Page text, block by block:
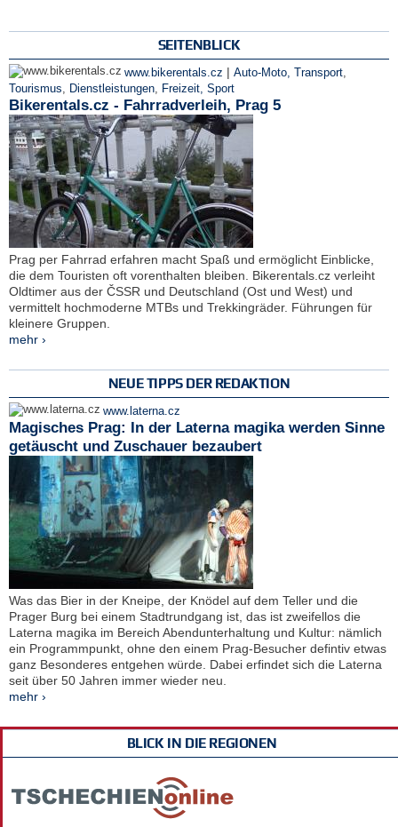
SEITENBLICK
www.bikerentals.cz | Auto-Moto, Transport,
Tourismus, Dienstleistungen, Freizeit, Sport
Bikerentals.cz - Fahrradverleih, Prag 5
Prag per Fahrrad erfahren macht Spaß und ermöglicht Einblicke,
die dem Touristen oft vorenthalten bleiben. Bikerentals.cz verleiht
Oldtimer aus der ČSSR und Deutschland (Ost und West) und
vermittelt hochmoderne MTBs und Trekkingräder. Führungen für
kleinere Gruppen.
mehr ›
NEUE TIPPS DER REDAKTION
www.laterna.cz
Magisches Prag: In der Laterna magika werden Sinne
getäuscht und Zuschauer bezaubert
Was das Bier in der Kneipe, der Knödel auf dem Teller und die
Prager Burg bei einem Stadtrundgang ist, das ist zweifellos die
Laterna magika im Bereich Abendunterhaltung und Kultur: nämlich
ein Programmpunkt, ohne den einem Prag-Besucher defintiv etwas
ganz Besonderes entgehen würde. Dabei erfindet sich die Laterna
seit über 50 Jahren immer wieder neu.
mehr ›
BLICK IN DIE REGIONEN